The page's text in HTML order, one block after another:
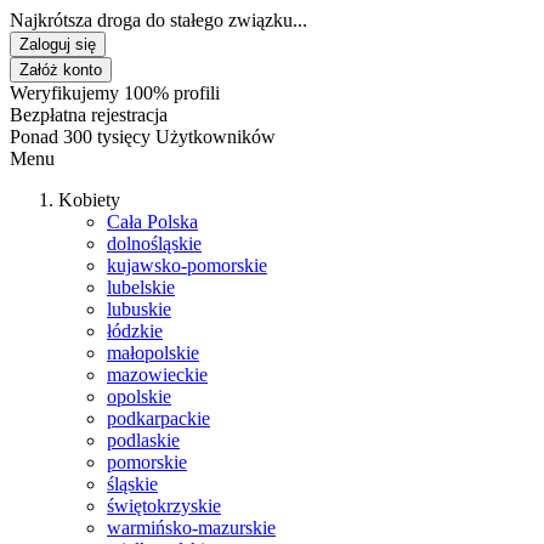
Najkrótsza droga do stałego związku...
Zaloguj się
Załóż konto
Weryfikujemy 100% profili
Bezpłatna rejestracja
Ponad 300 tysięcy Użytkowników
Menu
Kobiety
Cała Polska
dolnośląskie
kujawsko-pomorskie
lubelskie
lubuskie
łódzkie
małopolskie
mazowieckie
opolskie
podkarpackie
podlaskie
pomorskie
śląskie
świętokrzyskie
warmińsko-mazurskie